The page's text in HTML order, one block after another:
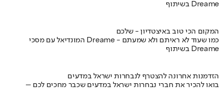
בשיתוף Dreame
המקום הכי טוב באיצטדיון - שלכם
המונדיאל עם מסכי Dreame - כמו שעוד לא ראיתם ולא שמעתם
בשיתוף Dreame
הזדמנות אחרונה להצטרף לנבחרות ישראל במדעים
בואו להכיר את חברי נבחרות ישראל במדעים שכבר מחכים לכם –